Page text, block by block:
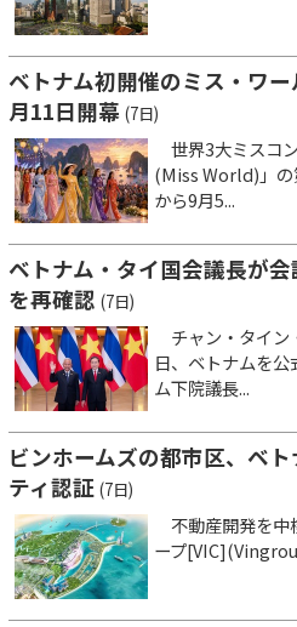
ベトナム初開催のミス・ワ
月11日開幕 (7日)
世界3大ミスコ
(Miss World)」の
から9月5...
ベトナム・タイ国会議長が
を再確認 (7日)
チャン・タイン
日、ベトナムを
ム下院議長...
ビンホームズの都市区、ベ
ティ認証 (7日)
不動産開発を中
ープ